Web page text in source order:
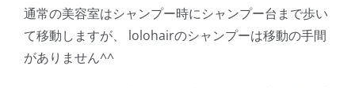
通常の美容室はシャンプー時にシャンプー台まで歩い
て移動しますが、 lolohairのシャンプーは移動の手間
がありません^^